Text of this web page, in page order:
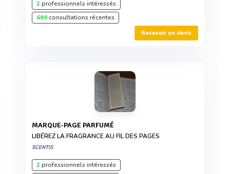
2professionnels intéressés
699consultations récentes
Recevoir un devis
MARQUE-PAGE PARFUMÉ
LIBÉREZ LA FRAGRANCE AU FIL DES PAGES
SCENTIS
2professionnels intéressés